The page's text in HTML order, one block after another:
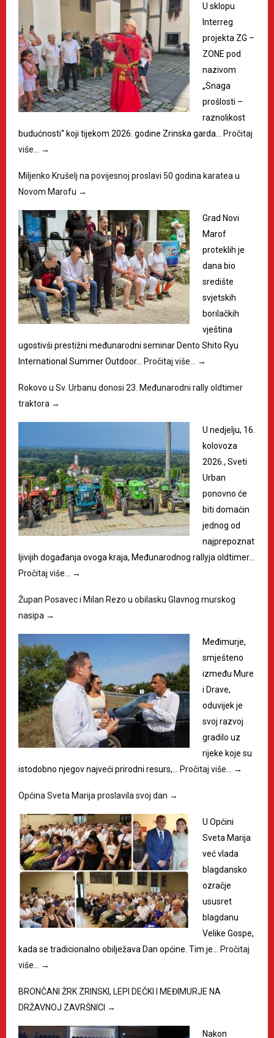
U sklopu
Interreg
projekta ZG –
ZONE pod
nazivom
„Snaga
prošlosti –
raznolikost
budućnosti“ koji tijekom 2026. godine Zrinska garda…
Pročitaj
više…
→
Miljenko Krušelj na povijesnoj proslavi 50 godina karatea u
Novom Marofu →
Grad Novi
Marof
proteklih je
dana bio
središte
svjetskih
borilačkih
vještina
ugostivši prestižni međunarodni seminar Dento Shito Ryu
International Summer Outdoor…
Pročitaj više… →
Rokovo u Sv. Urbanu donosi 23. Međunarodni rally oldtimer
traktora →
U nedjelju, 16.
kolovoza
2026., Sveti
Urban
ponovno će
biti domaćin
jednog od
najprepoznat
ljivijih događanja ovoga kraja, Međunarodnog rallyja oldtimer…
Pročitaj više…
→
Župan Posavec i Milan Rezo u obilasku Glavnog murskog
nasipa →
Međimurje,
smješteno
između Mure
i Drave,
oduvijek je
svoj razvoj
gradilo uz
rijeke koje su
istodobno njegov najveći prirodni resurs,…
Pročitaj više… →
Općina Sveta Marija proslavila svoj dan →
U Općini
Sveta Marija
već vlada
blagdansko
ozračje
ususret
blagdanu
Velike Gospe,
kada se tradicionalno obilježava Dan općine. Tim je…
Pročitaj
više…
→
BRONČANI ŽRK ZRINSKI, LEPI DEČKI I MEĐIMURJE NA
DRŽAVNOJ ZAVRŠNICI →
Nakon